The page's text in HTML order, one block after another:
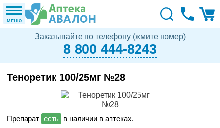
МЕНЮ
Заказывайте по телефону (жмите номер)
8 800 444-8243
Теноретик 100/25мг №28
в наличии в аптеках.